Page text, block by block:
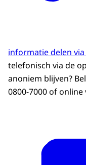
informatie delen
telefonisch via de
anoniem blijven?
0800-7000 of online